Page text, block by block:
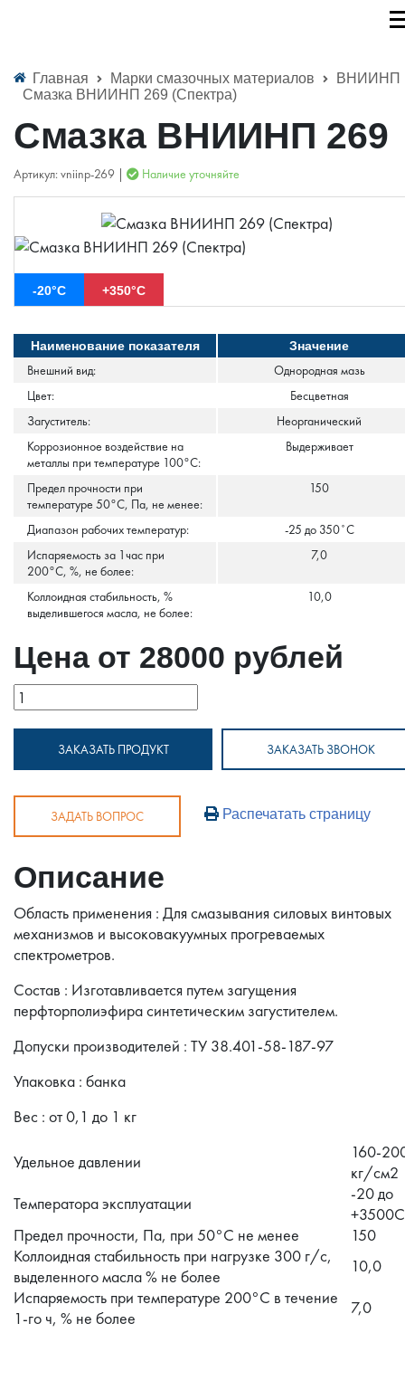
Главная Марки смазочных материалов
ВНИИНП
Смазка ВНИИНП 269 (Спектра)
Смазка ВНИИНП 269
Артикул: vniinp-269 | Наличие уточняйте
-20°С +350°С
Наименование показателя Значение
Внешний вид:
Однородная мазь
Цвет:
Бесцветная
Загуститель:
Неорганический
Коррозионное воздействие на
металлы при температуре 100°С:
Выдерживает
Предел прочности при
температуре 50°С, Па, не менее:
150
Диапазон рабочих температур:
-25 до 350˚С
Испаряемость за 1час при
200°С, %, не более:
7,0
Коллоидная стабильность, %
выделившегося масла, не более:
10,0
Цена от 28000 рублей
ЗАКАЗАТЬ ПРОДУКТ ЗАКАЗАТЬ ЗВОНОК
ЗАДАТЬ ВОПРОС Распечатать страницу
Описание
Область применения : Для смазывания силовых винтовых
механизмов и высоковакуумных прогреваемых
спектрометров.
Состав : Изготавливается путем загущения
перфторполиэфира синтетическим загустителем.
Допуски производителей : ТУ 38.401-58-187-97
Упаковка : банка
Вес : от 0,1 до 1 кг
Удельное давлении
160-
кг/см2
Температора эксплуатации
-20 до
+3500С
Предел прочности, Па, при 50°С не менее
150
Коллоидная стабильность при нагрузке 300 г/с,
выделенного масла % не более
10,0
Испаряемость при температуре 200°С в течение
1-го ч, % не более
7,0